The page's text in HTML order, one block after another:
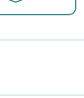
Intake Is
1003.
RL, Calafat AM,
in Anogenital